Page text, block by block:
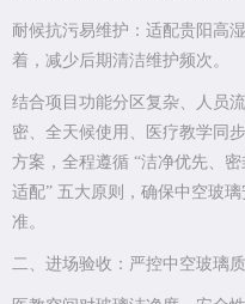
耐候抗污易维护：适配贵阳高
着，减少后期清洁维护频次。
结合项目功能分区复杂、人员
密、全天候使用、医疗教学同
方案，全程遵循 “洁净优先、
适配” 五大原则，确保中空玻
准。
二、进场验收：严控中空玻璃